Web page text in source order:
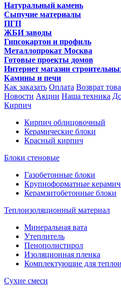
Натуральный камень
Сыпучие материалы
ПГП
ЖБИ заводы
Гипсокартон и профиль
Металлопрокат Москва
Готовые проекты домов
Интернет магазин
Камины и печи
Как заказать Оплата Возврат
Новости Акции Наша техника
Кирпич
Кирпич облицовочный
Керамические блоки
Красный кирпич
Блоки стеновые
Газобетонные блоки
Крупноформатные
Керамзитобетонные блоки
Теплоизоляционный материал
Минеральная вата
Утеплитель
Пенополистирол
Изоляционная пленка
Комплектующие для
Сухие смеси